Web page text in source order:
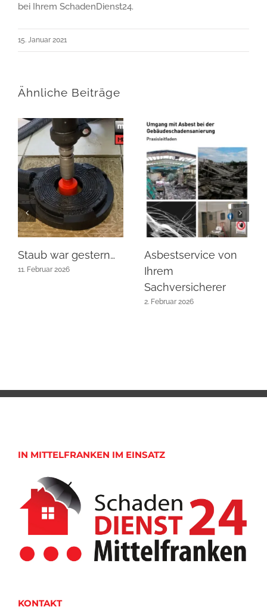
bei Ihrem SchadenDienst24.
15. Januar 2021
Ähnliche Beiträge
Staub war gestern…
11. Februar 2026
Asbestservice von
Ihrem
Sachversicherer
2. Februar 2026
IN MITTELFRANKEN IM EINSATZ
KONTAKT